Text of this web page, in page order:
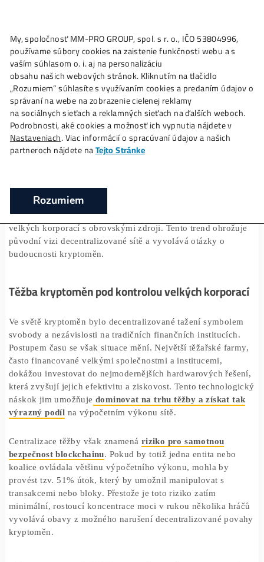
Ako toFunguje? Oplatí saŤažba? Zisky TU
Těžba kryptoměn ve stínu velkých
Boj o decentralizaci
Domov ❯ Články ❯ Těžba kryptoměn ve stínu velkých
o decentralizaci
Těžba kryptoměn je základem fungování
umožňující bezpečné a transparentní transakce. Avšak v
posledních letechse těžba stále více centralizuje
velkých korporací s obrovskými zdroji. Tento trend
budoucnosti kryptoměn.
Těžba kryptoměn pod kontrolou velkých
Ve světě kryptoměn bylo decentralizované tažení
svobody a nezávislosti na tradičních finančních
Postupem času se však situace mění. Největší těžařské
často financované velkými společnostmi a institucemi,
dokážou investovat do nejmodernějších hardwarových
náskok jim umožňuje dominovat na trhu těžby a získat
výrazný podílna výpočetním výkonu sítě.
Centralizace těžby však znamenáriziko pro samotnou
bezpečnost blockchainu. Pokud by totiž jedna entita
koalice ovládala většinu výpočetního výkonu, mohla by
provést tzv. 51% útok, který by umožnil manipulovat s
My, spoločnosť MM-PRO GROUP, spol. s r. o., IČO
používame súbory cookies na zaistenie funkčnosti webu a
vaším súhlasom o. i. aj na personalizáciu
obsahu našich webových stránok. Kliknutím na tlačidlo
„Rozumiem“ súhlasíte s využívaním cookies a predaním
správaní na webe na zobrazenie cielenej reklamy
na sociálnych sieťach a reklamných sieťach na ďalších
Podrobnosti, aké cookies a možnosť ich vypnutia nájdete v
Nastaveniach. Viac informácií o spracúvaní údajov a našich
Rozumiem